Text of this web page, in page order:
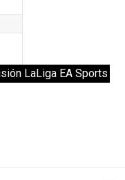
LaLiga EA Sports